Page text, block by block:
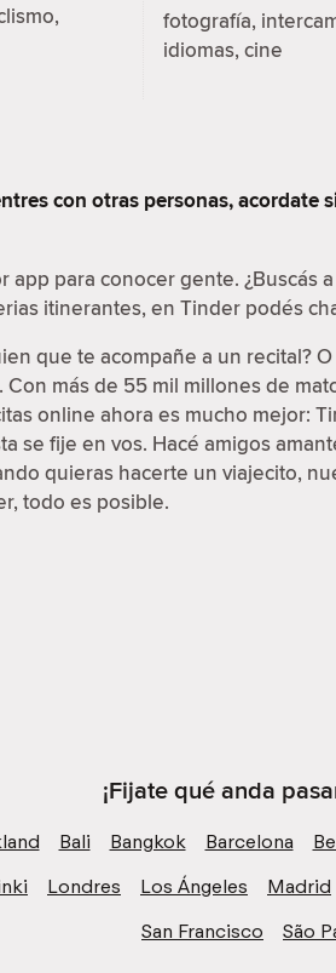
fotografía,
idiomas, cine
con otras personas, acordate
app para conocer gente.
itinerantes, en Tinder podés
que te acompañe a un recital?
Con más de 55 mil millones de
online ahora es mucho mejor:
se fije en vos. Hacé amigos
quieras hacerte un viajecito,
todo es posible.
¡Fijate qué anda
Bali Bangkok Barcelona
Londres Los Ángeles Madrid
San Francisco
São